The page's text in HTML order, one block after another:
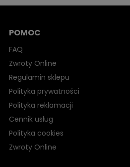
POMOC
FAQ
Zwroty Online
Regulamin sklepu
Polityka prywatności
Polityka reklamacji
Cennik usług
Polityka cookies
Zwroty Online